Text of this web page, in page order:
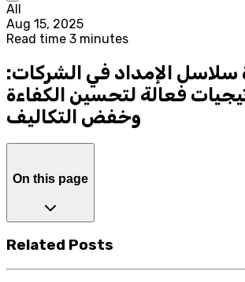
All
Aug 15, 2025
Read time 3 minutes
سلاسل الإمداد في الشركات:
فعالة لتحسين الكفاءة
وخفض التكاليف
On this page
Related Posts